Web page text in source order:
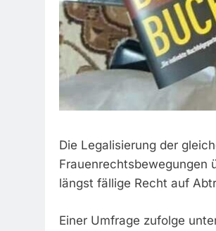
Die Legalisierung der
Frauenrechtsbewegungen
längst fällige Recht auf
Einer Umfrage zufolge